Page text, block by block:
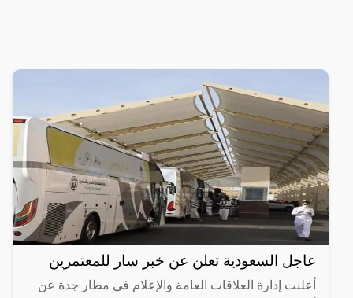
عاجل السعودية تعلن عن خبر سار للمعتمرين
أعلنت إدارة العلاقات العامة والإعلام في مطار جدة عن